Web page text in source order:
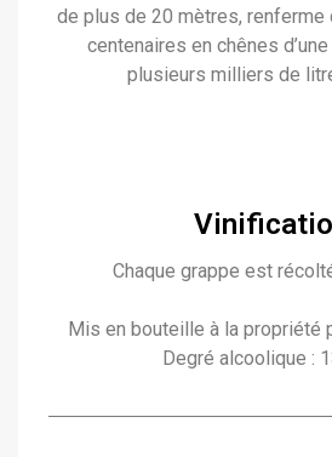
de plus de 20 mètres, renferme
centenaires en chênes
plusieurs milliers de
Chaque grappe est
Mis en bouteille à la propriété
Degré alcoolique :